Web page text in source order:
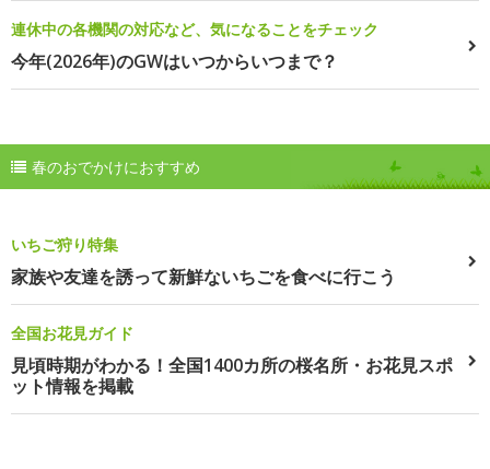
連休中の各機関の対応など、気になることをチェック
今年(2026年)のGWはいつからいつまで？
春のおでかけにおすすめ
いちご狩り特集
家族や友達を誘って新鮮ないちごを食べに行こう
全国お花見ガイド
見頃時期がわかる！全国1400カ所の桜名所・お花見スポ
ット情報を掲載